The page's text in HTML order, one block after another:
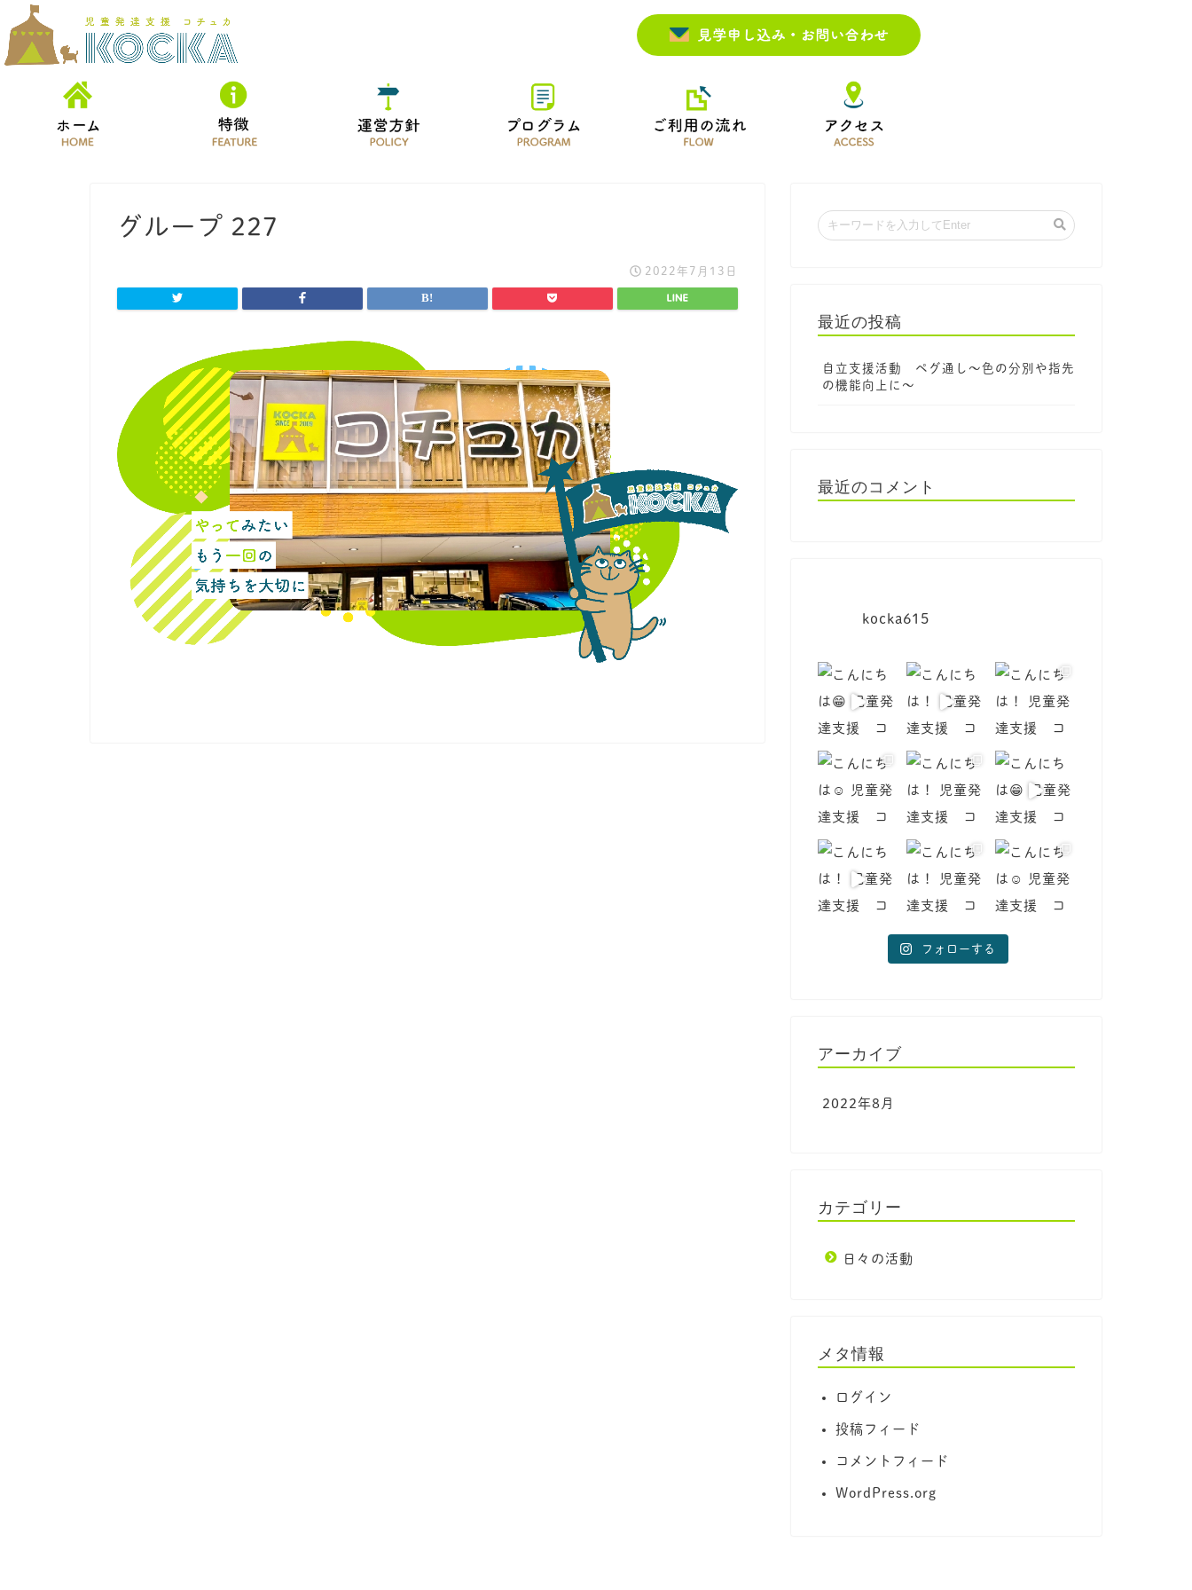
グループ 227
2022年7月13日
最近の投稿
自立支援活動 ペグ通し～色の分別や指先
の機能向上に～
最近のコメント
kocka615
フォローする
アーカイブ
2022年8月
カテゴリー
日々の活動
メタ情報
ログイン
投稿フィード
コメントフィード
WordPress.org